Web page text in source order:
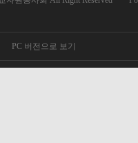
PC 버전으로 보기